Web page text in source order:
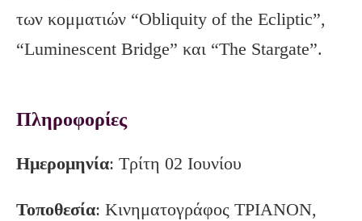
των κομματιών “Obliquity of the Ecliptic”,
“Luminescent Bridge” και “The Stargate”.
Πληροφορίες
Ημερομηνία: Τρίτη 02 Ιουνίου
Τοποθεσία: Κινηματογράφος ΤΡΙΑΝΟΝ,